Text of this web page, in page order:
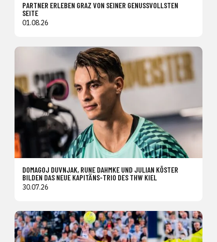
PARTNER ERLEBEN GRAZ VON SEINER GENUSSVOLLSTEN
SEITE
01.08.26
DOMAGOJ DUVNJAK, RUNE DAHMKE UND JULIAN KÖSTER
BILDEN DAS NEUE KAPITÄNS-TRIO DES THW KIEL
30.07.26